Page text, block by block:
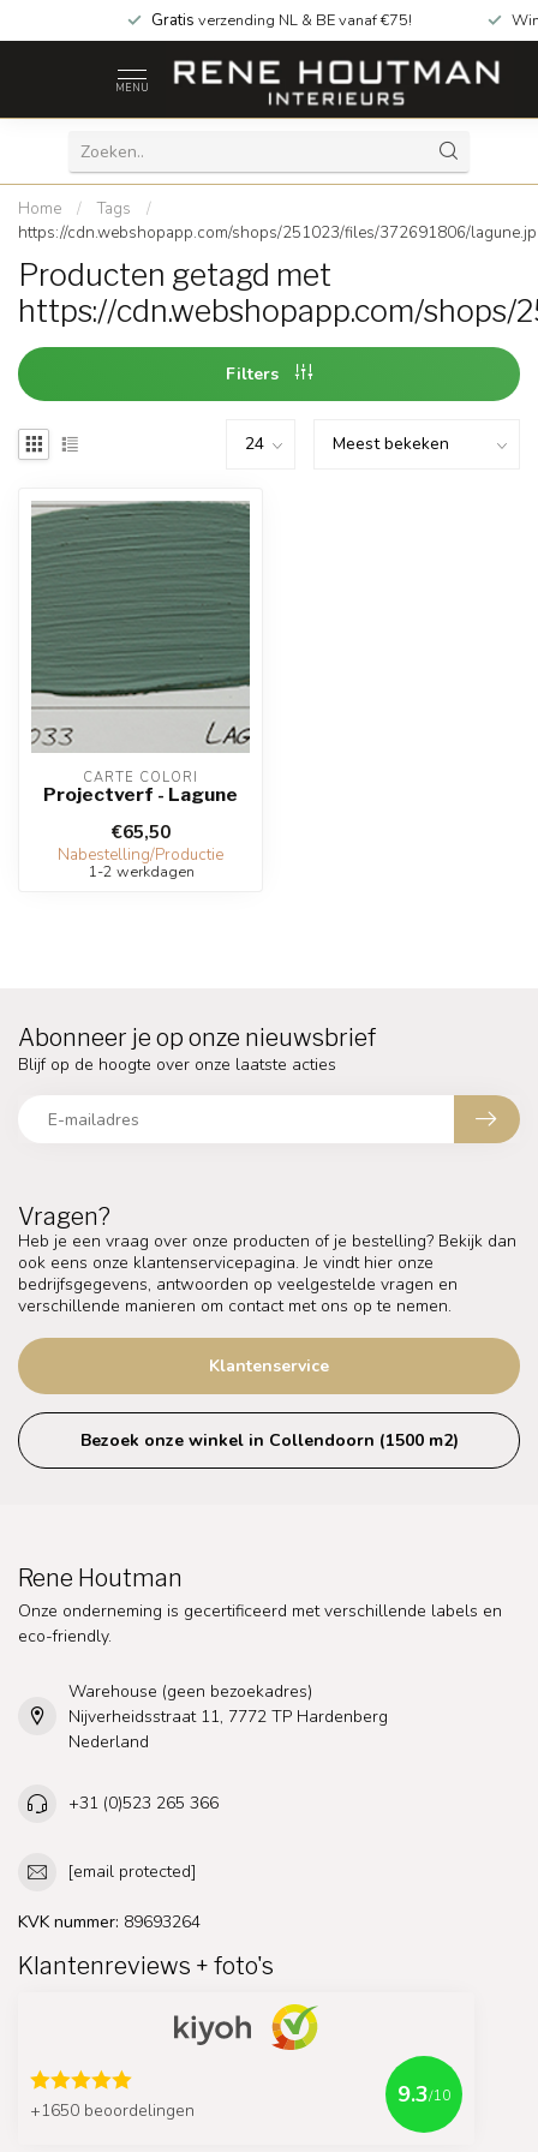
Gratis verzending NL & BE vanaf €75!
MENU
Home / Tags
/
https://cdn.webshopapp.com/shops/251023/files/372691806/
Producten getagd met
https://cdn.webshopapp.com/
Filters
CARTE COLORI
Projectverf - Lagune
€65,50
Nabestelling/Productie
1-2 werkdagen
Vragen?
Heb je een vraag over onze producten of je bestelling? Bekijk dan
ook eens onze klantenservicepagina. Je vindt hier onze
bedrijfsgegevens, antwoorden op veelgestelde vragen en
verschillende manieren om contact met ons op te nemen.
Klantenservice
Bezoek onze winkel in Collendoorn (1500 m2)
Abonneer je op onze nieuwsbrief
Blijf op de hoogte over onze laatste acties
Rene Houtman
Onze onderneming is gecertificeerd met verschillende labels en
eco-friendly.
Warehouse (geen bezoekadres)
Nijverheidsstraat 11, 7772 TP Hardenberg
Nederland
+31 (0)523 265 366
[email protected]
KVK nummer: 89693264
Klantenreviews + foto's
+1650 beoordelingen
9.3/10